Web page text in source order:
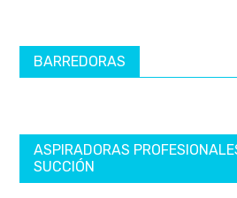
BARREDORAS
ASPIRADORAS
SUCCIÓN